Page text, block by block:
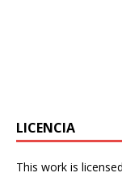
LICENCIA
This work is